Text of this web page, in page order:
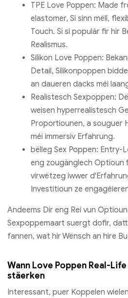
TPE Love Poppen: Made
elastomer, Si sinn mëll,
Touch. Si si populär fir hir
Realismus.
Silikon Love Poppen:
Detail, Silikonpoppen
an daueren dacks méi
Realistesch Sexpoppen:
weisen hyperrealistesch
Proportiounen, a souguer
méi immersiv Erfahrung.
bëlleg Sex Poppen: Entry-
eng zougänglech Optioun
virwëtzeg iwwer
Investitioun ze
Andeems Dir eng Rei vun
Sexpoppemaart suergt dofir,
fannen, wat hir Wënsch an hire
Wann Love Poppen Real-
stäerken
Interessant, puer Koppelen